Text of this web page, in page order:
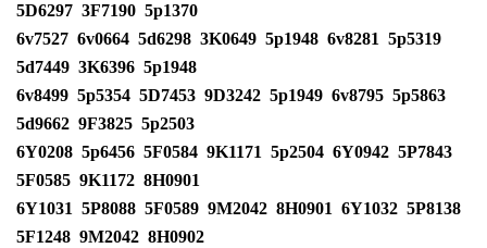
5D6297 3F7190 5p1370
6v7527 6v0664 5d6298 3K0649 5p1948 6v8281 5p5319
5d7449 3K6396 5p1948
6v8499 5p5354 5D7453 9D3242 5p1949 6v8795 5p5863
5d9662 9F3825 5p2503
6Y0208 5p6456 5F0584 9K1171 5p2504 6Y0942 5P7843
5F0585 9K1172 8H0901
6Y1031 5P8088 5F0589 9M2042 8H0901 6Y1032 5P8138
5F1248 9M2042 8H0902